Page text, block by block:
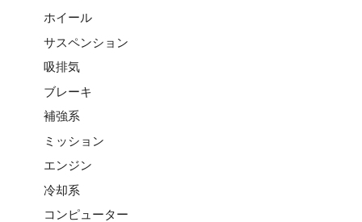
ホイール
サスペンション
吸排気
ブレーキ
補強系
ミッション
エンジン
冷却系
コンピューター